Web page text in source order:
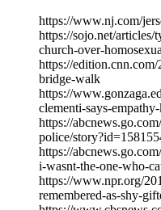
https://www.nj.com/
https://sojo.net/articles/
church-over-
https://
bridge-walk
https://
clementi-says-
https://
police/
https://
i-wasnt-the-one-who-
https://www.npr.org/
remembered-as-shy-